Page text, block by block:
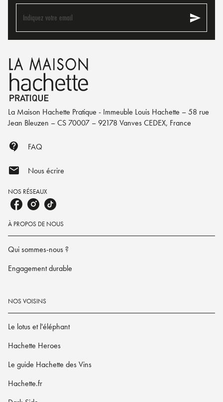
Indiquez votre email send
La Maison Hachette Pratique - Immeuble Louis Hachette – 58 rue
Jean Bleuzen – CS 70007 – 92178 Vanves CEDEX, France
contact_support FAQ
mail Nous écrire
NOS RÉSEAUX
À PROPOS DE NOUS
Qui sommes-nous ?
Engagement durable
NOS VOISINS
Le lotus et l'éléphant
Hachette Heroes
Le guide Hachette des Vins
Hachette.fr